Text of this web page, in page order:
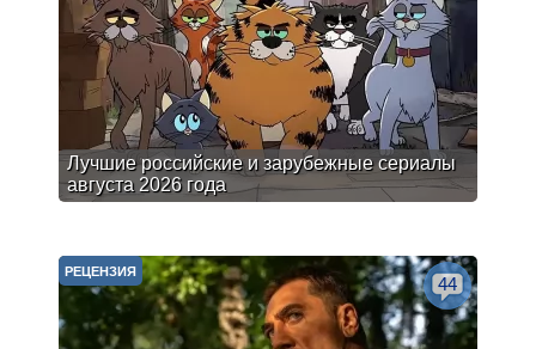
Лучшие российские и зарубежные сериалы
августа 2026 года
РЕЦЕНЗИЯ
44